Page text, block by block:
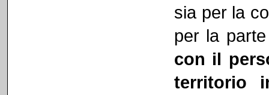
sia per la
per la
con il
territorio